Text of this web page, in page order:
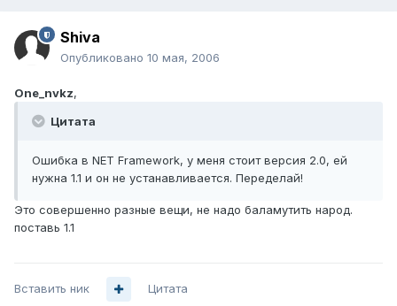
Shiva
Опубликовано 10 мая, 2006
One_nvkz,
Цитата
Ошибка в NET Framework, у меня стоит версия 2.0, ей
нужна 1.1 и он не устанавливается. Переделай!
Это совершенно разные вещи, не надо баламутить народ.
поставь 1.1
Вставить ник Цитата